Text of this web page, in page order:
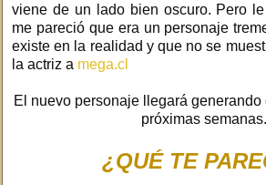
viene de un lado bien oscuro. Pero
me pareció que era un personaje
existe en la realidad y que no se
la actriz a mega.cl
El nuevo personaje llegará
próximas semanas.
¿QUÉ TE